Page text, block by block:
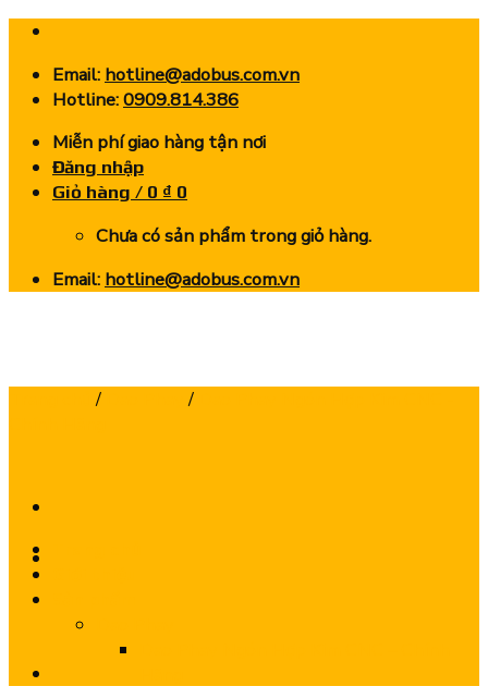
Skip
contentEmail: hotline@adobus.com.vn
Hotline:0909.814.386
Miễn phí giao hàng tận nơi
Đăng nhập
Giỏ hàng / 0 ₫ 0
Chưa có sản phẩm trong giỏ hàng.
Email: hotline@adobus.com.vn
/ /